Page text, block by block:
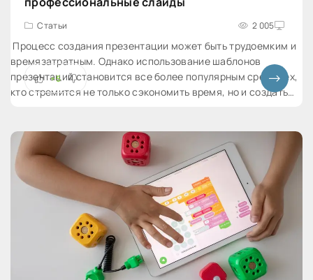
Статьи 2 005
Процесс создания презентации может быть трудоемким и
времязатратным. Однако использование шаблонов
презентаций становится все более популярным среди тех,
кто стремится не только сэкономить время, но и создать
+5